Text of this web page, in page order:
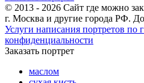
© 2013 - 2026 Сайт где можно
г. Москва и другие города РФ.
Услуги написания портретов по
конфиденциальности
Заказать портрет
маслом